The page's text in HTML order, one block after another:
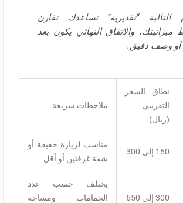
التالية “تقديرية” تساعدك تقارن
ميزانيتك، والاتفاق النهائي يكون بعد
أو وصف دقيق.
نطاق السعر
التقريبي
(ريال)
ملاحظات سريعة
150 إلى 300
مناسب لزيارة خفيفة أو
شقة غرفتين أو أقل
300 إلى 650
يختلف حسب عدد
الحمامات ومساحة